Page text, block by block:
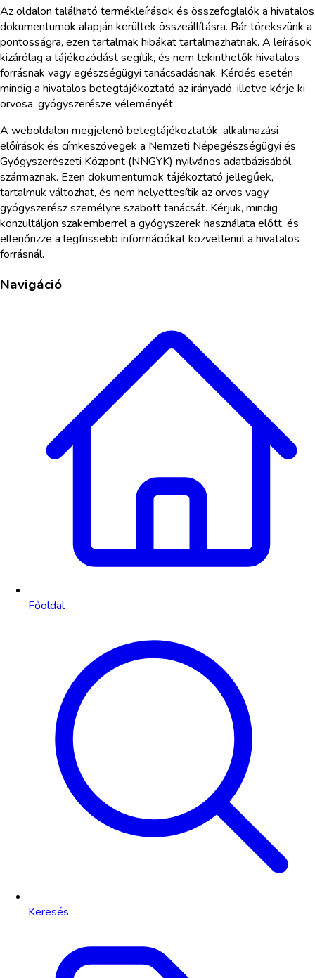
Az oldalon található termékleírások és összefoglalók a hivatalos
dokumentumok alapján kerültek összeállításra. Bár törekszünk a
pontosságra, ezen tartalmak hibákat tartalmazhatnak. A leírások
kizárólag a tájékozódást segítik, és nem tekinthetők hivatalos
forrásnak vagy egészségügyi tanácsadásnak. Kérdés esetén
mindig a hivatalos betegtájékoztató az irányadó, illetve kérje ki
orvosa, gyógyszerésze véleményét.
A weboldalon megjelenő betegtájékoztatók, alkalmazási
előírások és címkeszövegek a Nemzeti Népegészségügyi és
Gyógyszerészeti Központ (NNGYK) nyilvános adatbázisából
származnak. Ezen dokumentumok tájékoztató jellegűek,
tartalmuk változhat, és nem helyettesítik az orvos vagy
gyógyszerész személyre szabott tanácsát. Kérjük, mindig
konzultáljon szakemberrel a gyógyszerek használata előtt, és
ellenőrizze a legfrissebb információkat közvetlenül a hivatalos
forrásnál.
Navigáció
Főoldal
Keresés